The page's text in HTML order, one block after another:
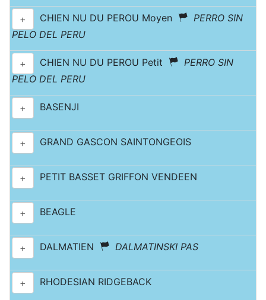
+ CHIEN NU DU PEROU Moyen
PERRO SIN
PELO DEL PERU
+ CHIEN NU DU PEROU Petit
PERRO SIN
PELO DEL PERU
+ BASENJI
+ GRAND GASCON SAINTONGEOIS
+ PETIT BASSET GRIFFON VENDEEN
+ BEAGLE
+ DALMATIEN DALMATINSKI PAS
+ RHODESIAN RIDGEBACK